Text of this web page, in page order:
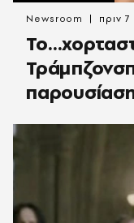
Newsroom πριν